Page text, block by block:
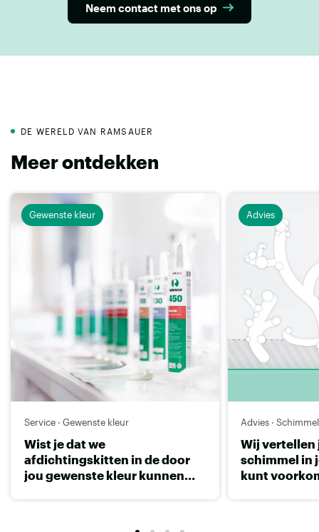
Neem contact met ons op
DE WERELD VAN RAMSAUER
Meer ontdekken
Gewenste kleur
Service · Gewenste kleur
Wist je dat we
afdichtingskitten in de door
jou gewenste kleur kunnen
Advies
Advies ·
Wij vertellen
schimmel in
kunt